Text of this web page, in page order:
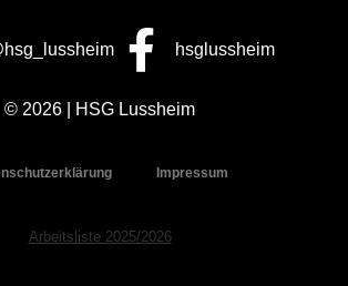
hsglussheim
© 2026 | HSG Lussheim
Impressum
Arbeitsliste 2025/2026